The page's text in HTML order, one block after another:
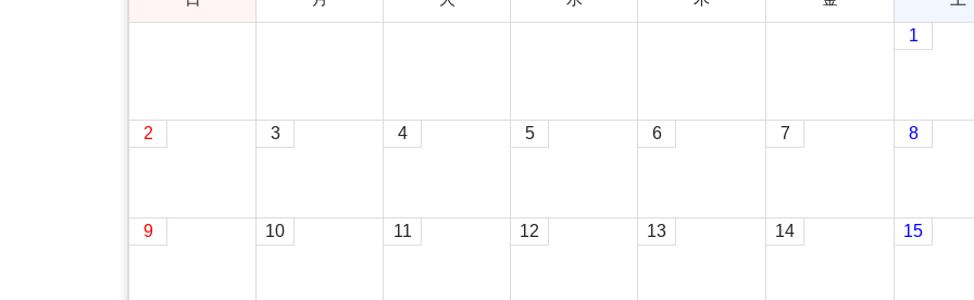
1
2 3 4 5 6 7 8
9 10 11 12 13 14 15